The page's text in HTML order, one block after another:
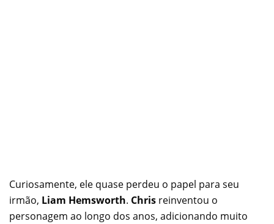
Curiosamente, ele quase perdeu o papel para seu
irmão, Liam Hemsworth. Chris reinventou o
personagem ao longo dos anos, adicionando muito